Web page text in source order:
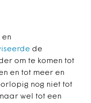
de
om te komen tot
en tot meer en
nog niet tot
wel tot een